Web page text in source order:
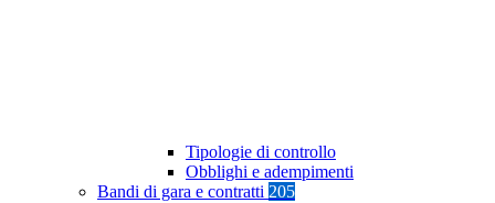
Tipologie di controllo
Obblighi e adempimenti
Bandi di gara e contratti 205